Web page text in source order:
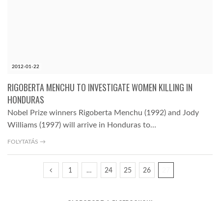
2012-01-22
RIGOBERTA MENCHU TO INVESTIGATE WOMEN KILLING IN
HONDURAS
Nobel Prize winners Rigoberta Menchu (1992) and Jody
Williams (1997) will arrive in Honduras to…
FOLYTATÁS →
1 … 24 25 26